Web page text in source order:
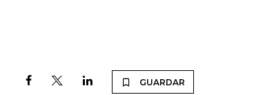
GUARDAR